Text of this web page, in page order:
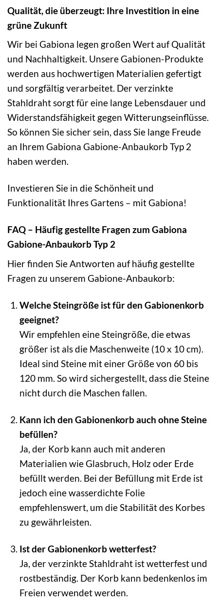
Qualität, die überzeugt: Ihre Investition in eine
grüne Zukunft
Wir bei Gabiona legen großen Wert auf Qualität
und Nachhaltigkeit. Unsere Gabionen-Produkte
werden aus hochwertigen Materialien gefertigt
und sorgfältig verarbeitet. Der verzinkte
Stahldraht sorgt für eine lange Lebensdauer und
Widerstandsfähigkeit gegen Witterungseinflüsse.
So können Sie sicher sein, dass Sie lange Freude
an Ihrem Gabiona Gabione-Anbaukorb Typ 2
haben werden.
Investieren Sie in die Schönheit und
Funktionalität Ihres Gartens – mit Gabiona!
FAQ – Häufig gestellte Fragen zum Gabiona
Gabione-Anbaukorb Typ 2
Hier finden Sie Antworten auf häufig gestellte
Fragen zu unserem Gabione-Anbaukorb:
Welche Steingröße ist für den Gabionenkorb
geeignet?
Wir empfehlen eine Steingröße, die etwas
größer ist als die Maschenweite (10 x 10 cm).
Ideal sind Steine mit einer Größe von 60 bis
120 mm. So wird sichergestellt, dass die Steine
nicht durch die Maschen fallen.
Kann ich den Gabionenkorb auch ohne Steine
befüllen?
Ja, der Korb kann auch mit anderen
Materialien wie Glasbruch, Holz oder Erde
befüllt werden. Bei der Befüllung mit Erde ist
jedoch eine wasserdichte Folie
empfehlenswert, um die Stabilität des Korbes
zu gewährleisten.
Ist der Gabionenkorb wetterfest?
Ja, der verzinkte Stahldraht ist wetterfest und
rostbeständig. Der Korb kann bedenkenlos im
Freien verwendet werden.